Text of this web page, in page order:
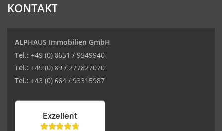
KONTAKT
ALPHAUS Immobilien GmbH
Tel.: +49 (0) 8651 / 9549940
Tel.: +49 (0) 89 / 277827070
Tel.: +43 (0) 664 / 93315987